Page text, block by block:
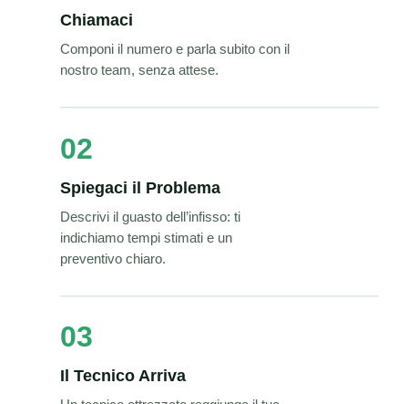
Chiamaci
Componi il numero e parla subito con il
nostro team, senza attese.
02
Spiegaci il Problema
Descrivi il guasto dell’infisso: ti
indichiamo tempi stimati e un
preventivo chiaro.
03
Il Tecnico Arriva